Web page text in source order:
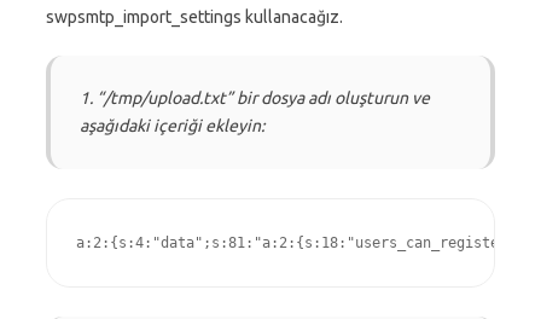
swpsmtp_import_settings kullanacağız.
1. “/tmp/upload.txt” bir dosya adı oluşturun ve
aşağıdaki içeriği ekleyin: